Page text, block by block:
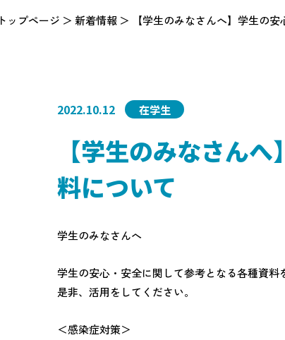
トップページ 新着情報 【学生のみなさんへ】学生の
2022.10.12 在学生
【学生のみなさん
料について
学生のみなさんへ
学生の安心・安全に関して参考となる各種資料
是非、活用をしてください。
＜感染症対策＞